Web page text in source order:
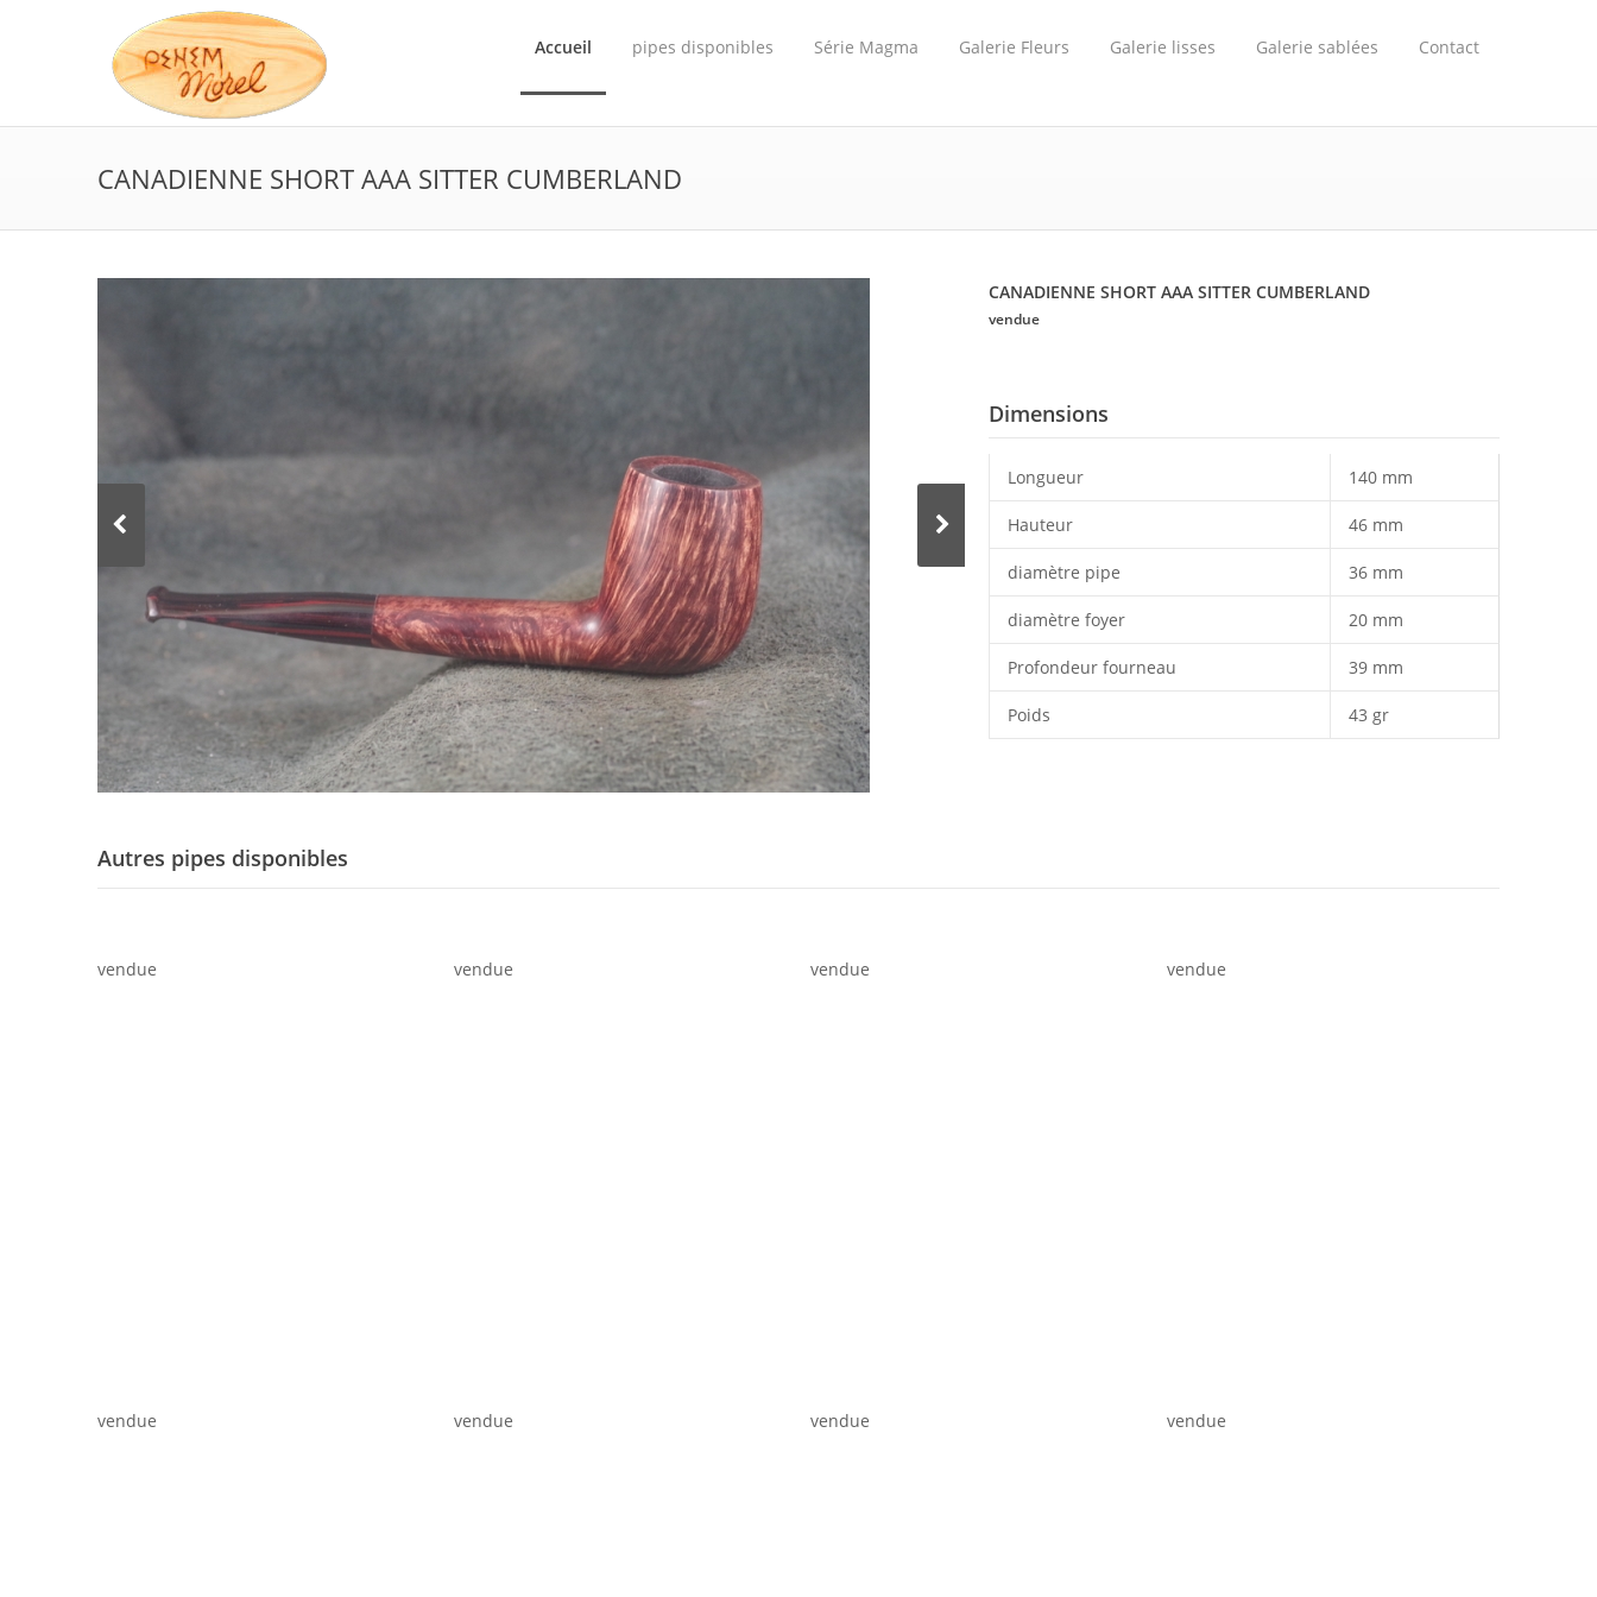
Accueil pipes disponibles Série Magma Galerie Fleurs Galerie lisses Galerie sablées Contact
CANADIENNE SHORT AAA SITTER CUMBERLAND
CANADIENNE SHORT AAA SITTER CUMBERLAND
vendue
Dimensions
Longueur 140 mm
Hauteur 46 mm
diamètre pipe 36 mm
diamètre foyer 20 mm
Profondeur fourneau 39 mm
Poids 43 gr
Autres pipes disponibles
vendue vendue vendue vendue
vendue vendue vendue vendue